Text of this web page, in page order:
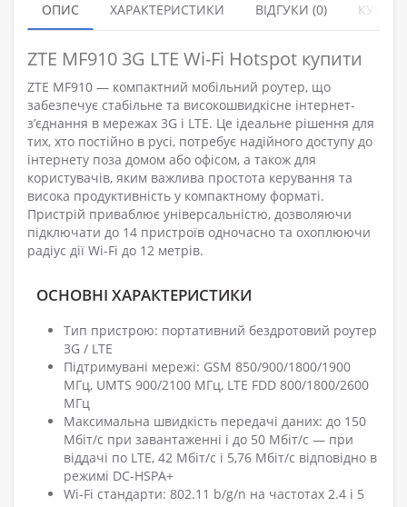
ОПИС ХАРАКТЕРИСТИКИ ВІДГУКИ (0)
ZTE MF910 3G LTE Wi-Fi Hotspot купити
ZTE MF910 — компактний мобільний роутер, що
забезпечує стабільне та високошвидкісне інтернет-
з’єднання в мережах 3G і LTE. Це ідеальне рішення для
тих, хто постійно в русі, потребує надійного доступу до
інтернету поза домом або офісом, а також для
користувачів, яким важлива простота керування та
висока продуктивність у компактному форматі.
Пристрій приваблює універсальністю, дозволяючи
підключати до 14 пристроїв одночасно та охоплюючи
радіус дії Wi-Fi до 12 метрів.
ОСНОВНІ ХАРАКТЕРИСТИКИ
Тип пристрою: портативний бездротовий роутер
3G / LTE
Підтримувані мережі: GSM 850/900/1800/1900
МГц, UMTS 900/2100 МГц, LTE FDD 800/1800/2600
МГц
Максимальна швидкість передачі даних: до 150
Мбіт/с при завантаженні і до 50 Мбіт/с — при
віддачі по LTE, 42 Мбіт/с і 5,76 Мбіт/с відповідно в
режимі DC-HSPA+
Wi-Fi стандарти: 802.11 b/g/n на частотах 2.4 і 5